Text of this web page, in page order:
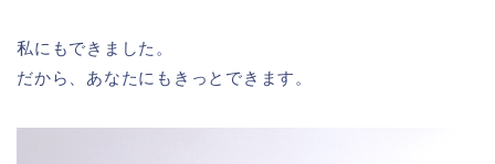
私にもできました。
だから、あなたにもきっとできます。